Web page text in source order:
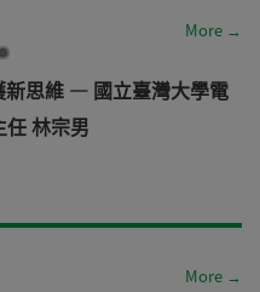
More →
新思維 — 國立臺灣大學電
林宗男
More →